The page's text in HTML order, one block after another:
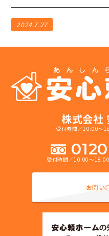
2024.7.27
株式会社
受付時間／10:00～
受付時間／10:00～
お問い